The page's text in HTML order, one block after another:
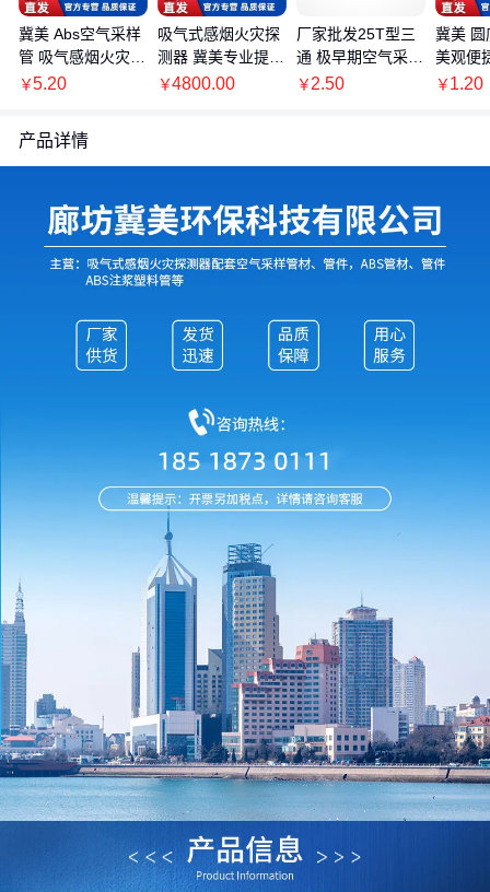
冀美 Abs空气采样
管 吸气感烟火灾探
测用管 V-0级阻燃
￥5.20
吸气式感烟火灾探
测器 冀美专业提供
空气采样系统管材
￥4800.00
厂家批发25T型三
通 极早期空气采样
吸气式感烟火灾探
￥2.50
冀美 圆
美观便
式 厂
￥1.20
产品详情